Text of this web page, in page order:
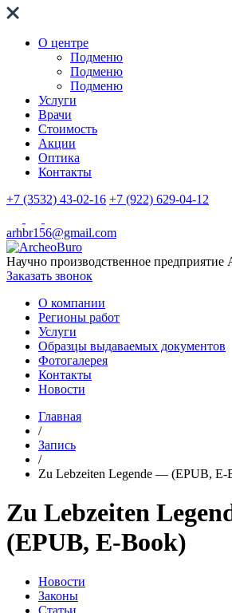
О центре
Подменю
Подменю
Подменю
Услуги
Врачи
Стоимость
Акции
Оптика
Контакты
+7 (3532) 43-02-16 +7 (922) 629-04-12
arhbr156@gmail.com
Научно производственное предприятие
Заказать звонок
О компании
Регионы работ
Услуги
Образцы выдаваемых документов
Фотогалерея
Контакты
Новости
Главная
/
Запись
/
Zu Lebzeiten Legende — (EPUB, E-
Zu Lebzeiten
(EPUB, E-Book)
Новости
Законы
Статьи